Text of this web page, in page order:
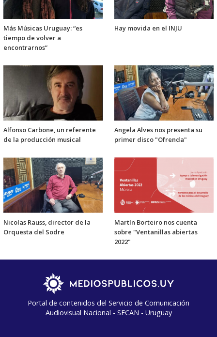
Más Músicas Uruguay: “es
tiempo de volver a
encontrarnos”
Hay movida en el INJU
Alfonso Carbone, un referente
de la producción musical
Angela Alves nos presenta su
primer disco "Ofrenda"
Nicolas Rauss, director de la
Orquesta del Sodre
Martín Borteiro nos cuenta
sobre "Ventanillas abiertas
2022"
Portal de contenidos del Servicio de Comunicación
Audiovisual Nacional - SECAN - Uruguay